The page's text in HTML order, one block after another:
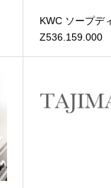
KWC ソープデ
Z536.159.000